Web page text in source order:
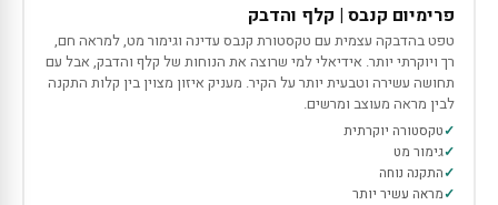
פרימיום קנבס | קלף והדבק
טפט בהדבקה עצמית עם טקסטורת קנבס עדינה וגימור מט, למראה חם,
רך ויוקרתי יותר. אידיאלי למי שרוצה את הנוחות של קלף והדבק, אבל עם
תחושה עשירה וטבעית יותר על הקיר. מעניק איזון מצוין בין קלות התקנה
לבין מראה מעוצב ומרשים.
טקסטורה יוקרתית
גימור מט
התקנה נוחה
מראה עשיר יותר